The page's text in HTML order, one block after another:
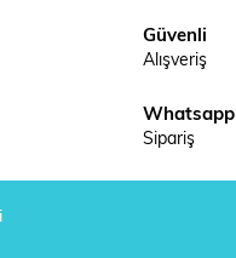
Güvenli
Alışveriş
Whatsapp
Sipariş